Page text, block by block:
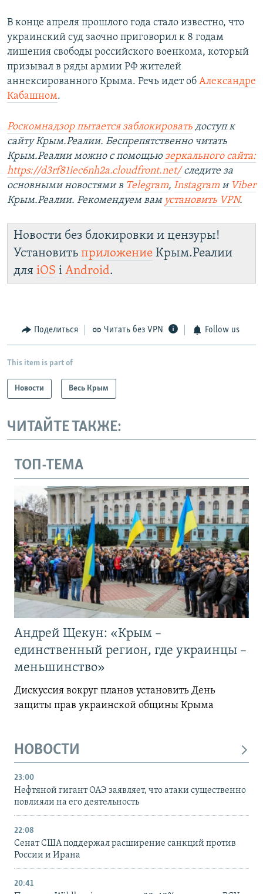
В конце апреля прошлого года стало известно, что
украинский суд заочно приговорил к 8 годам
лишения свободы российского военкома, который
призывал в ряды армии РФ жителей
аннексированного Крыма. Речь идет об Александре
Кабашном.
Роскомнадзор пытается заблокировать доступ к
сайту Крым.Реалии. Беспрепятственно читать
Крым.Реалии можно с помощью зеркального сайта:
https://d3rf81iec6nh2a.cloudfront.net/следите за
основными новостями в Telegram, Instagram и Viber
Крым.Реалии. Рекомендуем вам установить VPN.
Новости без блокировки и цензуры!
Установить приложение Крым.Реалии
для iOS і Android.
Поделиться Читать без VPN Follow us
This item is part of
Новости Весь Крым
ЧИТАЙТЕ ТАКЖЕ:
ТОП-ТЕМА
Андрей Щекун: «Крым –
единственный регион, где украинцы –
меньшинство»
Дискуссия вокруг планов установить День
защиты прав украинской общины Крыма
НОВОСТИ
23:00
Нефтяной гигант ОАЭ заявляет, что атаки существенно
повлияли на его деятельность
22:08
Сенат США поддержал расширение санкций против
России и Ирана
20:41